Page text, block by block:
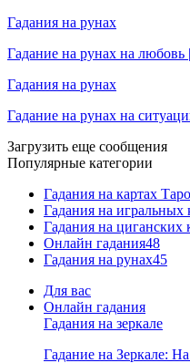
Гадания на рунах
Гадание на рунах на
Гадания на рунах
Гадание на рунах на
Загрузить еще сообщения
Популярные категории
Гадания на картах Таро
Гадания на игральных
Гадания на циганских
Онлайн гадания48
Гадания на рунах45
Для вас
Онлайн гадания
Гадания на зеркале
Гадание на Зеркале: